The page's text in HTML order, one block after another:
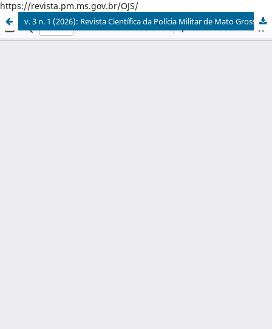
https://revista.pm.ms.gov.br/OJS/
v. 3 n. 1 (2026): Revista Científica da Polícia Militar de Mato Grosso do Sul - RevPMMS